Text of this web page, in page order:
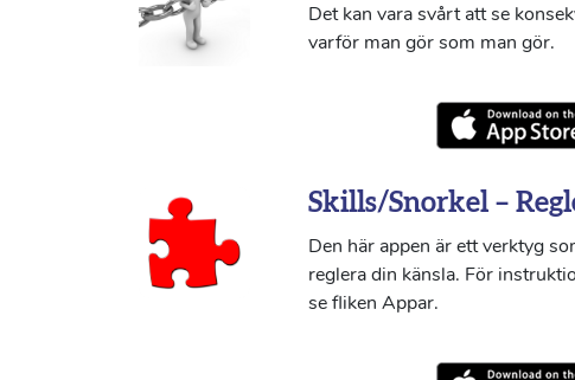
Det kan vara svårt att se
varför man gör som man gör.
Skills/Snorkel –
Den här appen är ett verktyg
reglera din känsla. För
se fliken Appar.